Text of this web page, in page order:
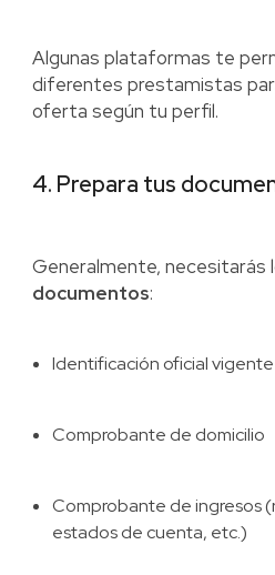
Algunas plataformas te
diferentes prestamistas
oferta según tu perfil.
4. Prepara tus
Generalmente, necesitarás
documentos:
Identificación oficial vigente
Comprobante de domicilio
Comprobante de ingresos
estados de cuenta, etc.)